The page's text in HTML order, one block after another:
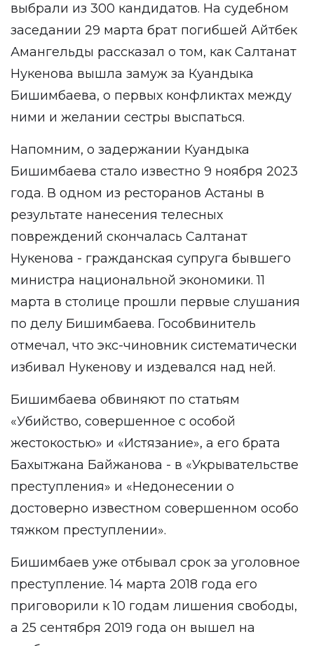
выбрали из 300 кандидатов. На судебном
заседании 29 марта брат погибшей Айтбек
Амангельды рассказал о том, как Салтанат
Нукенова вышла замуж за Куандыка
Бишимбаева, о первых конфликтах между
ними и желании сестры выспаться.
Напомним, о задержании Куандыка
Бишимбаева стало известно 9 ноября 2023
года. В одном из ресторанов Астаны в
результате нанесения телесных
повреждений скончалась Салтанат
Нукенова - гражданская супруга бывшего
министра национальной экономики. 11
марта в столице прошли первые слушания
по делу Бишимбаева. Гособвинитель
отмечал, что экс-чиновник систематически
избивал Нукенову и издевался над ней.
Бишимбаева обвиняют по статьям
«Убийство, совершенное с особой
жестокостью» и «Истязание», а его брата
Бахытжана Байжанова - в «Укрывательстве
преступления» и «Недонесении о
достоверно известном совершенном особо
тяжком преступлении».
Бишимбаев уже отбывал срок за уголовное
преступление. 14 марта 2018 года его
приговорили к 10 годам лишения свободы,
а 25 сентября 2019 года он вышел на